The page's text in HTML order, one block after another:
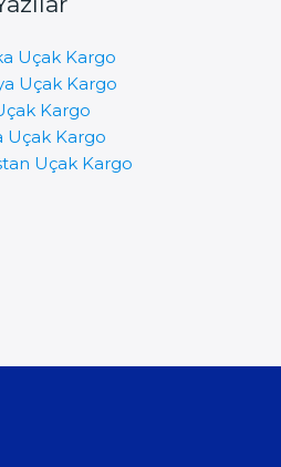
Uçak Kargo
Uçak Kargo
Kargo
Uçak Kargo
Uçak Kargo